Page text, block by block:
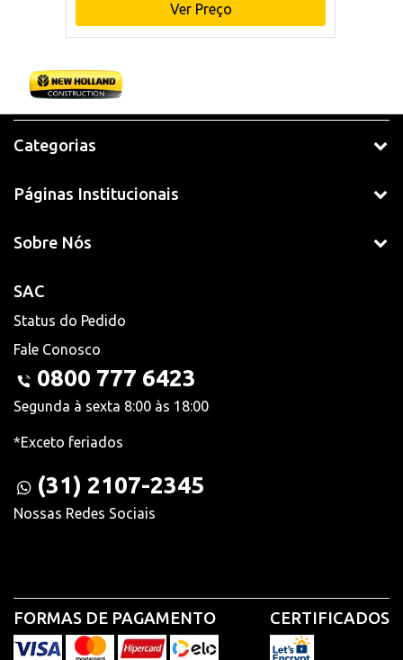
Ver Preço
Categorias
Páginas Institucionais
Sobre Nós
SAC
Status do Pedido
Fale Conosco
0800 777 6423
Segunda à sexta 8:00 às 18:00
*Exceto feriados
(31) 2107-2345
Nossas Redes Sociais
FORMAS DE PAGAMENTO CERTIFICADOS